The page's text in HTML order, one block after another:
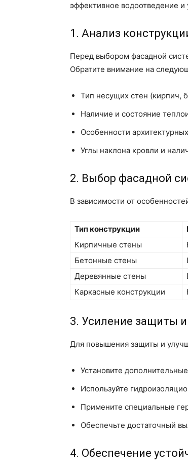
эффективное водоотведение и
1. Анализ
Перед выбором фасадной
Обратите внимание на
Тип несущих стен (кирпич,
Наличие и состояние
Особенности
Углы наклона кровли и
2. Выбор фасадной
В зависимости от
Тип конструкции
Кирпичные стены
Бетонные стены
Деревянные стены
Каркасные конструкции
3. Усиление защиты
Для повышения защиты и
Установите
Используйте
Примените специальные
Обеспечьте достаточный
4. Обеспечение